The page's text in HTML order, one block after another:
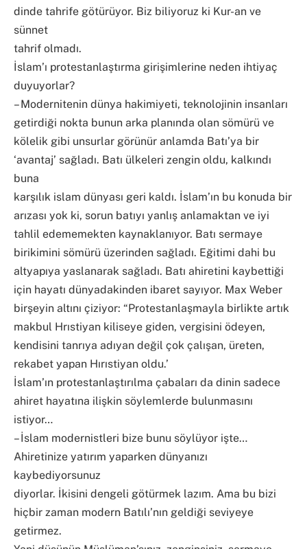
dinde tahrife götürüyor. Biz biliyoruz ki Kur-an ve
sünnet
tahrif olmadı.
İslam’ı protestanlaştırma girişimlerine neden ihtiyaç
duyuyorlar?
– Modernitenin dünya hakimiyeti, teknolojinin insanları
getirdiği nokta bunun arka planında olan sömürü ve
kölelik gibi unsurlar görünür anlamda Batı’ya bir
‘avantaj’ sağladı. Batı ülkeleri zengin oldu, kalkındı
buna
karşılık islam dünyası geri kaldı. İslam’ın bu konuda bir
arızası yok ki, sorun batıyı yanlış anlamaktan ve iyi
tahlil edememekten kaynaklanıyor. Batı sermaye
birikimini sömürü üzerinden sağladı. Eğitimi dahi bu
altyapıya yaslanarak sağladı. Batı ahiretini kaybettiği
için hayatı dünyadakinden ibaret sayıyor. Max Weber
birşeyin altını çiziyor: “Protestanlaşmayla birlikte artık
makbul Hrıstiyan kiliseye giden, vergisini ödeyen,
kendisini tanrıya adıyan değil çok çalışan, üreten,
rekabet yapan Hırıstiyan oldu.’
İslam’ın protestanlaştırılma çabaları da dinin sadece
ahiret hayatına ilişkin söylemlerde bulunmasını
istiyor…
– İslam modernistleri bize bunu söylüyor işte…
Ahiretinize yatırım yaparken dünyanızı
kaybediyorsunuz
diyorlar. İkisini dengeli götürmek lazım. Ama bu bizi
hiçbir zaman modern Batılı’nın geldiği seviyeye
getirmez.